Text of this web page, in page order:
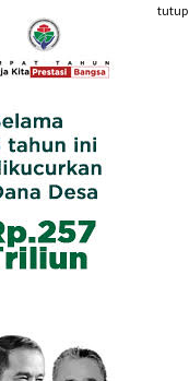
konten
tutup